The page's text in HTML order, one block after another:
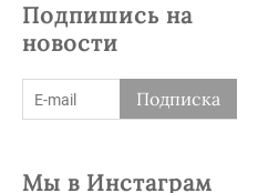
Подпишись на
новости
Подписка
Мы в Инстаграм